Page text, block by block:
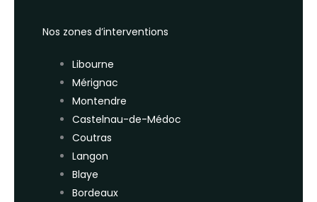
Nos zones d’interventions
Libourne
Mérignac
Montendre
Castelnau-de-Médoc
Coutras
Langon
Blaye
Bordeaux